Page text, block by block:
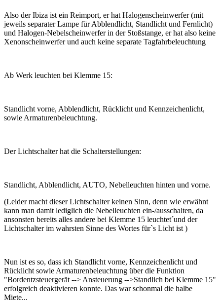
Also der Ibiza ist ein Reimport, er hat Halogenscheinwerfer (mit
jeweils separater Lampe für Abblendlicht, Standlicht und Fernlicht)
und Halogen-Nebelscheinwerfer in der Stoßstange, er hat also keine
Xenonscheinwerfer und auch keine separate Tagfahrbeleuchtung
Ab Werk leuchten bei Klemme 15:
Standlicht vorne, Abblendlicht, Rücklicht und Kennzeichenlicht,
sowie Armaturenbeleuchtung.
Der Lichtschalter hat die Schalterstellungen:
Standlicht, Abblendlicht, AUTO, Nebelleuchten hinten und vorne.
(Leider macht dieser Lichtschalter keinen Sinn, denn wie erwähnt
kann man damit lediglich die Nebelleuchten ein-/ausschalten, da
ansonsten bereits alles andere bei Klemme 15 leuchtet´und der
Lichtschalter im wahrsten Sinne des Wortes für`s Licht ist )
Nun ist es so, dass ich Standlicht vorne, Kennzeichenlicht und
Rücklicht sowie Armaturenbeleuchtung über die Funktion
"Bordentzsteuergerät --> Ansteuerung -->Standlich bei Klemme 15"
erfolgreich deaktivieren konnte. Das war schonmal die halbe
Miete...